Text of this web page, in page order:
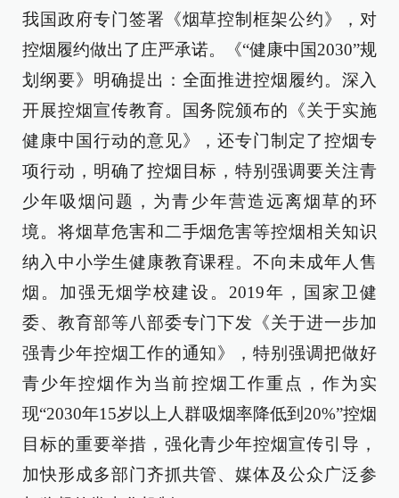
我国政府专门签署《烟草控制框架公约》，对
控烟履约做出了庄严承诺。《“健康中国2030”规
划纲要》明确提出：全面推进控烟履约。深入
开展控烟宣传教育。国务院颁布的《关于实施
健康中国行动的意见》，还专门制定了控烟专
项行动，明确了控烟目标，特别强调要关注青
少年吸烟问题，为青少年营造远离烟草的环
境。将烟草危害和二手烟危害等控烟相关知识
纳入中小学生健康教育课程。不向未成年人售
烟。加强无烟学校建设。2019年，国家卫健
委、教育部等八部委专门下发《关于进一步加
强青少年控烟工作的通知》，特别强调把做好
青少年控烟作为当前控烟工作重点，作为实
现“2030年15岁以上人群吸烟率降低到20%”控烟
目标的重要举措，强化青少年控烟宣传引导，
加快形成多部门齐抓共管、媒体及公众广泛参